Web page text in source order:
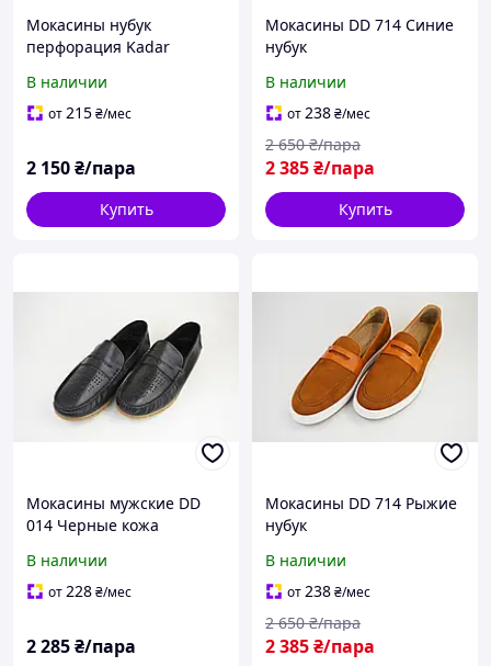
Мокасины нубук
перфорация Kadar
размер
В наличии
от215₴/мес
2 150₴/пара
Купить
Мокасины DD 714 Синие
нубук
В наличии
от238₴/мес
2 385₴/пара
2 650 ₴/пара
Купить
Мокасины мужские DD
014 Черные кожа
В наличии
от228₴/мес
2 285₴/пара
Мокасины DD 714 Рыжие
нубук
В наличии
от238₴/мес
2 385₴/пара
2 650 ₴/пара